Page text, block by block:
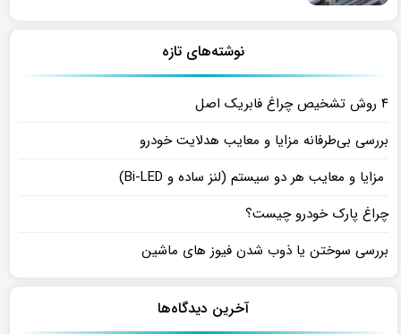
نوشته‌های تازه
۴ روش تشخیص چراغ فابریک اصل
بررسی بی‌طرفانه مزایا و معایب هدلایت خودرو
مزایا و معایب هر دو سیستم (لنز ساده و Bi-LED)
چراغ پارک خودرو چیست؟
بررسی سوختن یا ذوب شدن فیوز های ماشین
آخرین دیدگاه‌ها